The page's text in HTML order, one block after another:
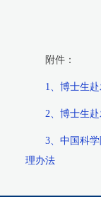
附件：
1 、博士生
2 、博士生
3 、中国科
理办法